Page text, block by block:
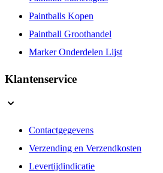
Paintballs Kopen
Paintball Groothandel
Marker Onderdelen Lijst
Klantenservice
Contactgegevens
Verzending en Verzendkosten
Levertijdindicatie